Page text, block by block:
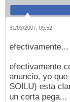
31/03/2007, 09:52
efectivamente...
efectivamente
anuncio, yo
SOILU) esta
un corta